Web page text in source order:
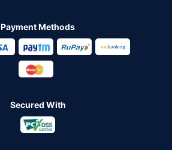
Payment Methods
Secured With